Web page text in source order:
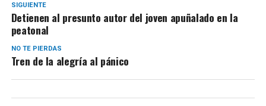
SIGUIENTE
Detienen al presunto autor del joven apuñalado en la
peatonal
NO TE PIERDAS
Tren de la alegría al pánico